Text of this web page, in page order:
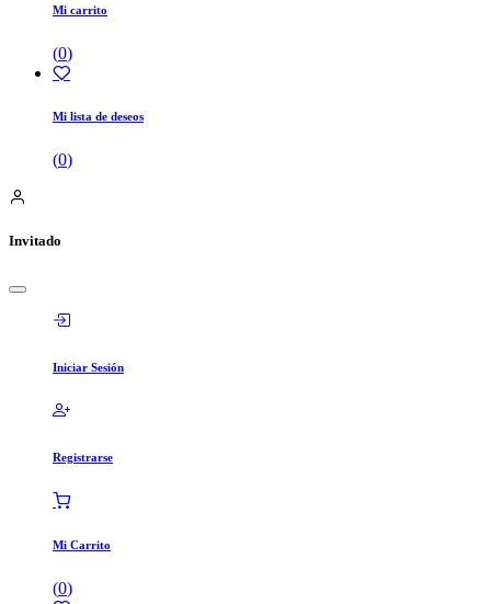
Mi carrito
(0)
Mi lista de deseos
(0)
Invitado
Iniciar Sesión
Registrarse
Mi Carrito
(0)